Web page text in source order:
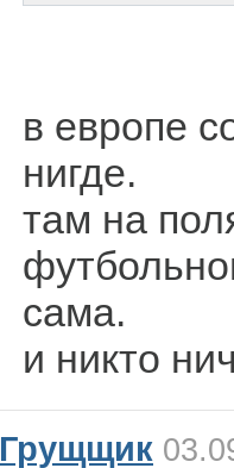
в европе
нигде.
там на
сама.
и никто
Грущщик